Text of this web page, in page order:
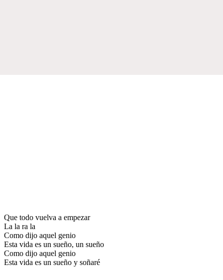
Que todo vuelva a empezar
La la ra la
Como dijo aquel genio
Esta vida es un sueño, un sueño
Como dijo aquel genio
Esta vida es un sueño y soñaré